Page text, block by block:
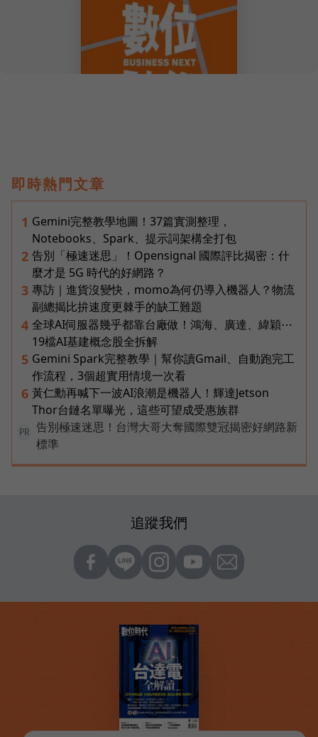
即時熱門文章
1 Gemini完整教學地圖！37篇實測整理，
Notebooks、Spark、提示詞架構全打包
2 告別「極速迷思」！Opensignal 國際評比揭密：什
麼才是 5G 時代的好網路？
3 專訪｜進貨沒變快，momo為何仍導入機器人？物流
副總揭比拚速度更棘手的缺工難題
4 全球AI伺服器幾乎都靠台廠做！鴻海、廣達、緯穎⋯
19檔AI基建概念股全拆解
5 Gemini Spark完整教學｜幫你讀Gmail、自動跑完工
作流程，3個超實用情境一次看
6 黃仁勳再喊下一波AI浪潮是機器人！輝達Jetson
Thor台鏈名單曝光，這些可望成受惠族群
PR
告別極速迷思！台灣大哥大奪國際雙冠揭密好網路新
標準
追蹤我們